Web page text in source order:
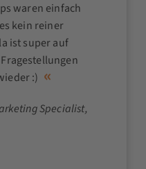
waren einfach
kein reiner
ist super auf
:)
Specialist,